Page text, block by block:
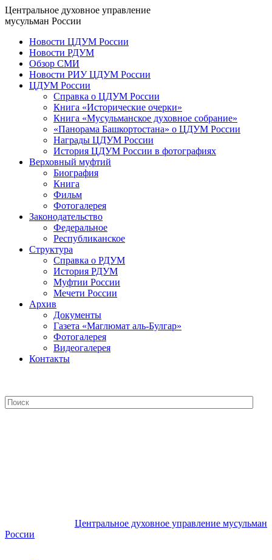
Центральное духовное управление
мусульман России
Новости ЦДУМ России
Новости РДУМ
Обзор СМИ
Новости РИУ ЦДУМ России
ЦДУМ России
Справка о ЦДУМ России
Книга «Исторические очерки»
Книга «Мусульманское духовное собрание»
«Панорама Башкортостана» о ЦДУМ России
Награды ЦДУМ России
История ЦДУМ России в фотографиях
Верховный муфтий
Биография
Книга
Фильм
Фотогалерея
Законодательство
Федеральное
Республиканское
Структура
Справка о РДУМ
История РДУМ
Муфтии России
Мечети России
Архив
Документы
Газета «Маглюмат аль-Булгар»
Фотогалерея
Видеогалерея
Контакты
Центральное духовное управление мусульман
России